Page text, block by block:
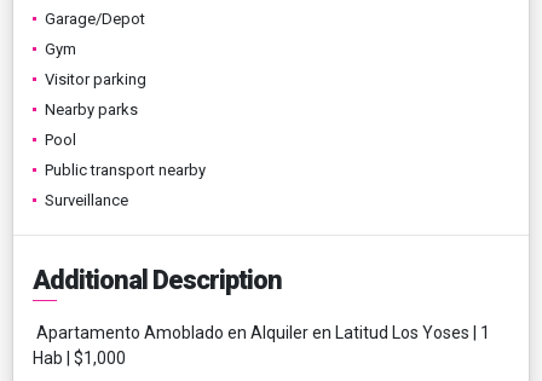
Garage/Depot
Gym
Visitor parking
Nearby parks
Pool
Public transport nearby
Surveillance
Additional Description
Apartamento Amoblado en Alquiler en Latitud Los Yoses | 1
Hab | $1,000